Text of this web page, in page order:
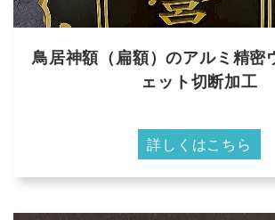
鳥居神額（扁額）のアルミ精密
ェット切断加工
詳しくはこちら